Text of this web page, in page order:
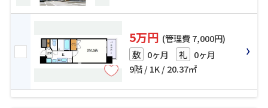
5万円 (管理費 7,000円)
敷 0ヶ月 礼 0ヶ月
9階 / 1K / 20.37㎡